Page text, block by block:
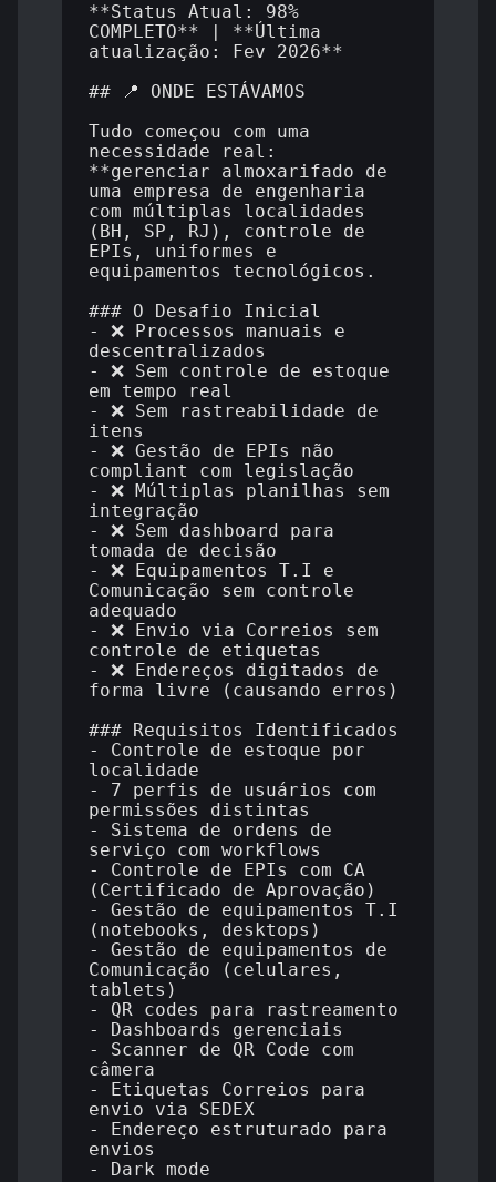
**Status Atual: 98%
COMPLETO** | **Última
atualização: Fev 2026**
## 📍 ONDE ESTÁVAMOS
Tudo começou com uma
necessidade real:
**gerenciar almoxarifado de
uma empresa de engenharia
com múltiplas localidades
(BH, SP, RJ), controle de
EPIs, uniformes e
equipamentos tecnológicos.
### O Desafio Inicial
- ❌ Processos manuais e
descentralizados
- ❌ Sem controle de estoque
em tempo real
- ❌ Sem rastreabilidade de
itens
- ❌ Gestão de EPIs não
compliant com legislação
- ❌ Múltiplas planilhas sem
integração
- ❌ Sem dashboard para
tomada de decisão
- ❌ Equipamentos T.I e
Comunicação sem controle
adequado
- ❌ Envio via Correios sem
controle de etiquetas
- ❌ Endereços digitados de
forma livre (causando erros)
### Requisitos Identificados
- Controle de estoque por
localidade
- 7 perfis de usuários com
permissões distintas
- Sistema de ordens de
serviço com workflows
- Controle de EPIs com CA
(Certificado de Aprovação)
- Gestão de equipamentos T.I
(notebooks, desktops)
- Gestão de equipamentos de
Comunicação (celulares,
tablets)
- QR codes para rastreamento
- Dashboards gerenciais
- Scanner de QR Code com
câmera
- Etiquetas Correios para
envio via SEDEX
- Endereço estruturado para
envios
- Dark mode